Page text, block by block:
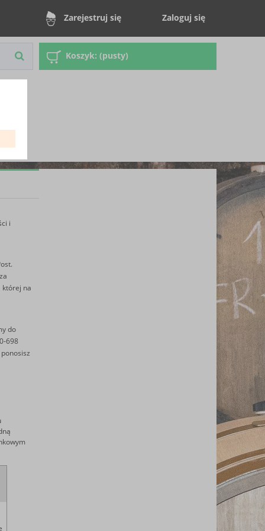
Zarejestruj się Zaloguj się
Koszyk: (pusty)
i
której na
do
698